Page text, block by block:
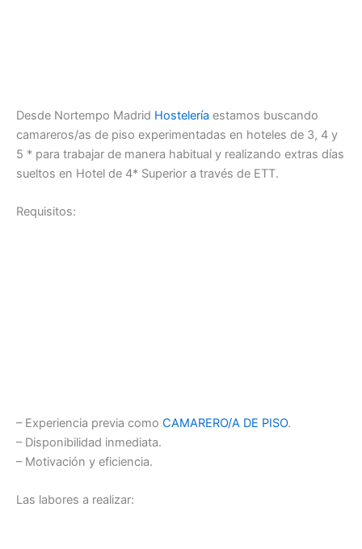
Desde Nortempo Madrid Hostelería estamos buscando
camareros/as de piso experimentadas en hoteles de 3, 4 y
5 * para trabajar de manera habitual y realizando extras días
sueltos en Hotel de 4* Superior a través de ETT.
Requisitos:
– Experiencia previa como CAMARERO/A DE PISO.
– Disponibilidad inmediata.
– Motivación y eficiencia.
Las labores a realizar: